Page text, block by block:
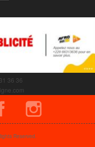
36 36
Reserved.